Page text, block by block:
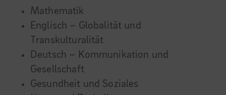
Mathematik
Englisch – Globalität und
Transkulturalität
Deutsch – Kommunikation und
Gesellschaft
Gesundheit und Soziales